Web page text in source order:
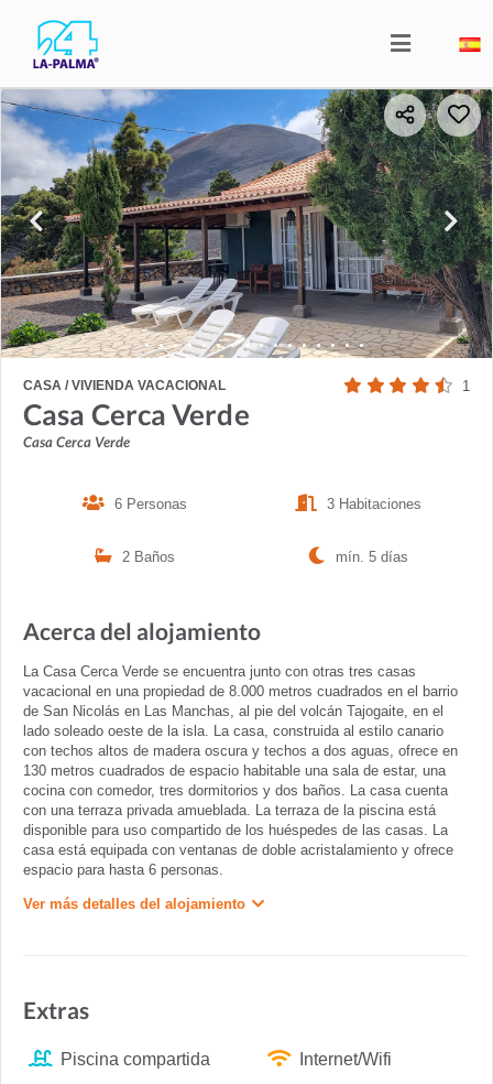
CASA / VIVIENDA VACACIONAL 1
Casa Cerca Verde
Casa Cerca Verde
6 Personas 3 Habitaciones
2 Baños mín. 5 días
Acerca del alojamiento
La Casa Cerca Verde se encuentra junto con otras tres casas
vacacional en una propiedad de 8.000 metros cuadrados en el barrio
de San Nicolás en Las Manchas, al pie del volcán Tajogaite, en el
lado soleado oeste de la isla. La casa, construida al estilo canario
con techos altos de madera oscura y techos a dos aguas, ofrece en
130 metros cuadrados de espacio habitable una sala de estar, una
cocina con comedor, tres dormitorios y dos baños. La casa cuenta
con una terraza privada amueblada. La terraza de la piscina está
disponible para uso compartido de los huéspedes de las casas. La
casa está equipada con ventanas de doble acristalamiento y ofrece
espacio para hasta 6 personas.
Ver más detalles del alojamiento
Extras
Piscina compartida Internet/Wifi